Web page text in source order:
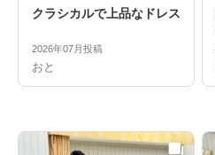
クラシカルで上品なドレス
2026年07月投稿
おと